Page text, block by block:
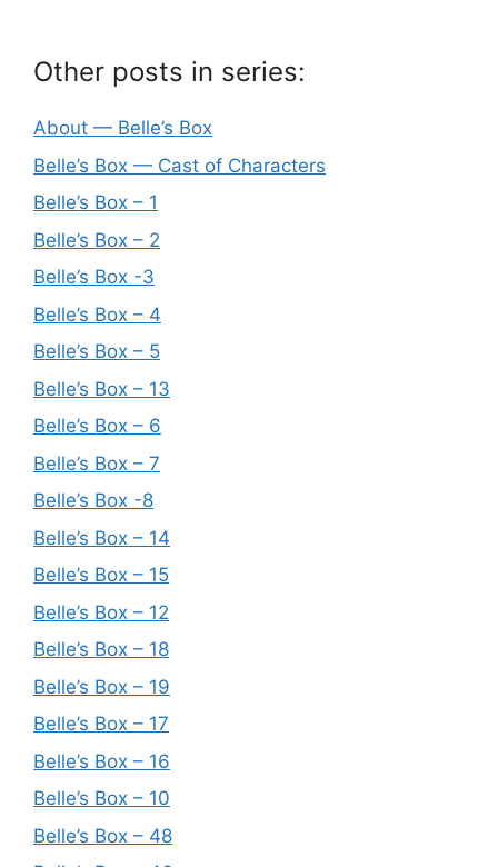
Other posts in series:
About — Belle’s Box
Belle’s Box — Cast of Characters
Belle’s Box – 1
Belle’s Box – 2
Belle’s Box -3
Belle’s Box – 4
Belle’s Box – 5
Belle’s Box – 13
Belle’s Box – 6
Belle’s Box – 7
Belle’s Box -8
Belle’s Box – 14
Belle’s Box – 15
Belle’s Box – 12
Belle’s Box – 18
Belle’s Box – 19
Belle’s Box – 17
Belle’s Box – 16
Belle’s Box – 10
Belle’s Box – 48